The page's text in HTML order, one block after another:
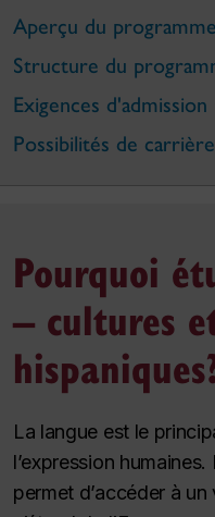
Aperçu du programme
Structure du
Exigences d'admission
Possibilités de carrière
Pourquoi
– cultures
La langue est le
l’expression
permet d’accéder à